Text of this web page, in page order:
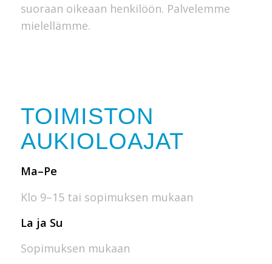
suoraan oikeaan henkilöön. Palvelemme
mielellämme.
TOIMISTON
AUKIOLOAJAT
Ma–Pe
Klo 9–15 tai sopimuksen mukaan
La ja Su
Sopimuksen mukaan